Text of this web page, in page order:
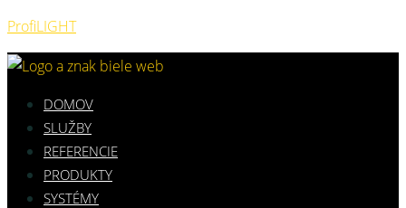
ProfiLIGHT
DOMOV
SLUŽBY
REFERENCIE
PRODUKTY
SYSTÉMY